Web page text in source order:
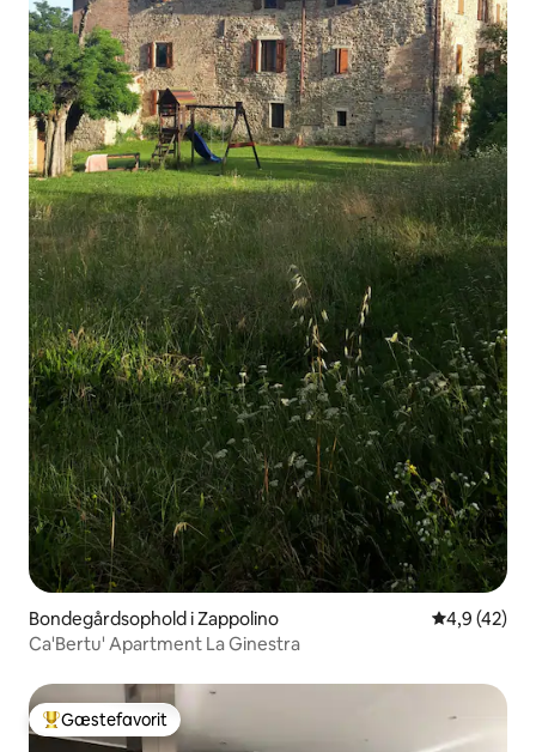
Bondegårdsophold i Zappolino 4,9 ud af 5 i
4,9 (42)
Ca'Bertu' Apartment La Ginestra
Bedste gæstefavorit
Gæstefavorit